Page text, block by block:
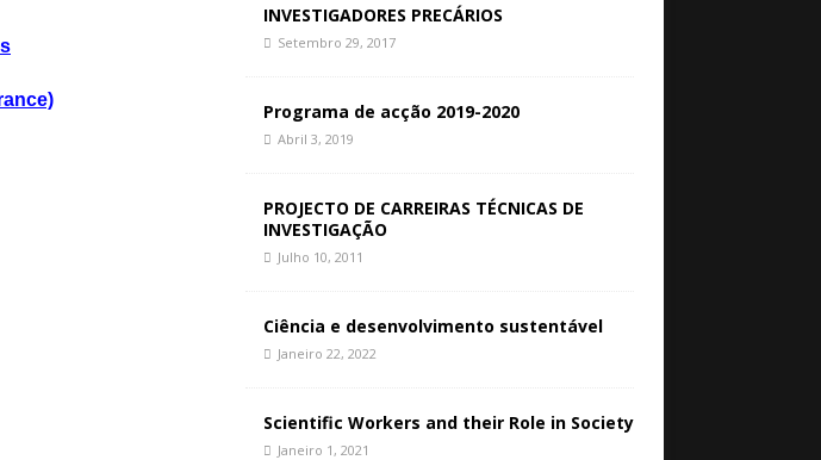
INVESTIGADORES PRECÁRIOS
Setembro 29, 2017
Programa de acção 2019-2020
Abril 3, 2019
PROJECTO DE CARREIRAS TÉCNICAS DE
INVESTIGAÇÃO
Julho 10, 2011
Ciência e desenvolvimento sustentável
Janeiro 22, 2022
Scientific Workers and their Role in Society
Janeiro 1, 2021